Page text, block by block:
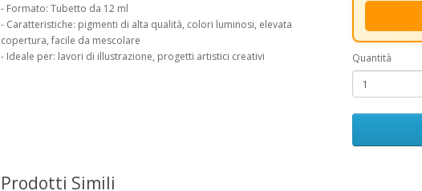
- Formato: Tubetto da 12 ml
- Caratteristiche: pigmenti di alta qualità, colori luminosi, elevata
copertura, facile da mescolare
- Ideale per: lavori di illustrazione, progetti artistici creativi
Quantità
Prodotti Simili